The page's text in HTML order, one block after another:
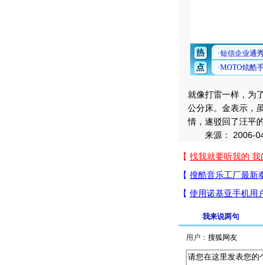
就像打雷一样，为
公分床。金表示，
情，遂驳回了汪平
来源： 2006-
我来说两句
用户：